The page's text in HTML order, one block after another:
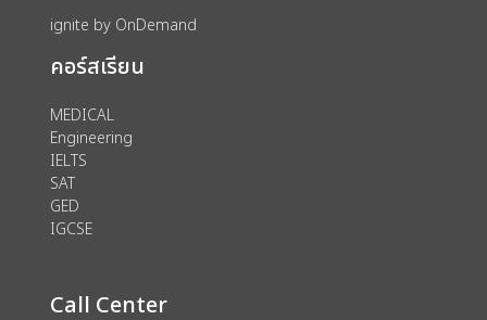
account_circle เข้าสู่ระบบ
assignment ลงทะเบียน
ignite by OnDemand
คอร์สเรียน
MEDICAL
Engineering
IELTS
SAT
GED
IGCSE
Call Center